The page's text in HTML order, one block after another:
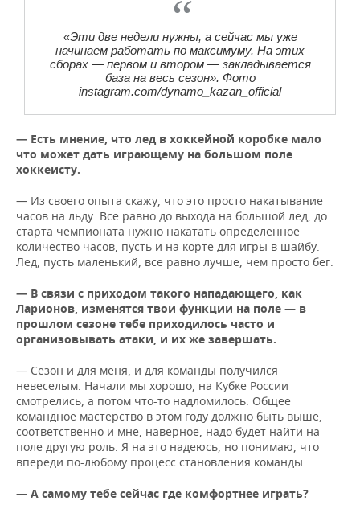
«Эти две недели нужны, а сейчас мы уже
начинаем работать по максимуму. На этих
сборах — первом и втором — закладывается
база на весь сезон». Фото
instagram.com/dynamo_kazan_official
— Есть мнение, что лед в хоккейной коробке мало
что может дать играющему на большом поле
хоккеисту.
— Из своего опыта скажу, что это просто накатывание
часов на льду. Все равно до выхода на большой лед, до
старта чемпионата нужно накатать определенное
количество часов, пусть и на корте для игры в шайбу.
Лед, пусть маленький, все равно лучше, чем просто бег.
— В связи с приходом такого нападающего, как
Ларионов, изменятся твои функции на поле — в
прошлом сезоне тебе приходилось часто и
организовывать атаки, и их же завершать.
— Сезон и для меня, и для команды получился
невеселым. Начали мы хорошо, на Кубке России
смотрелись, а потом что-то надломилось. Общее
командное мастерство в этом году должно быть выше,
соответственно и мне, наверное, надо будет найти на
поле другую роль. Я на это надеюсь, но понимаю, что
впереди по-любому процесс становления команды.
— А самому тебе сейчас где комфортнее играть?